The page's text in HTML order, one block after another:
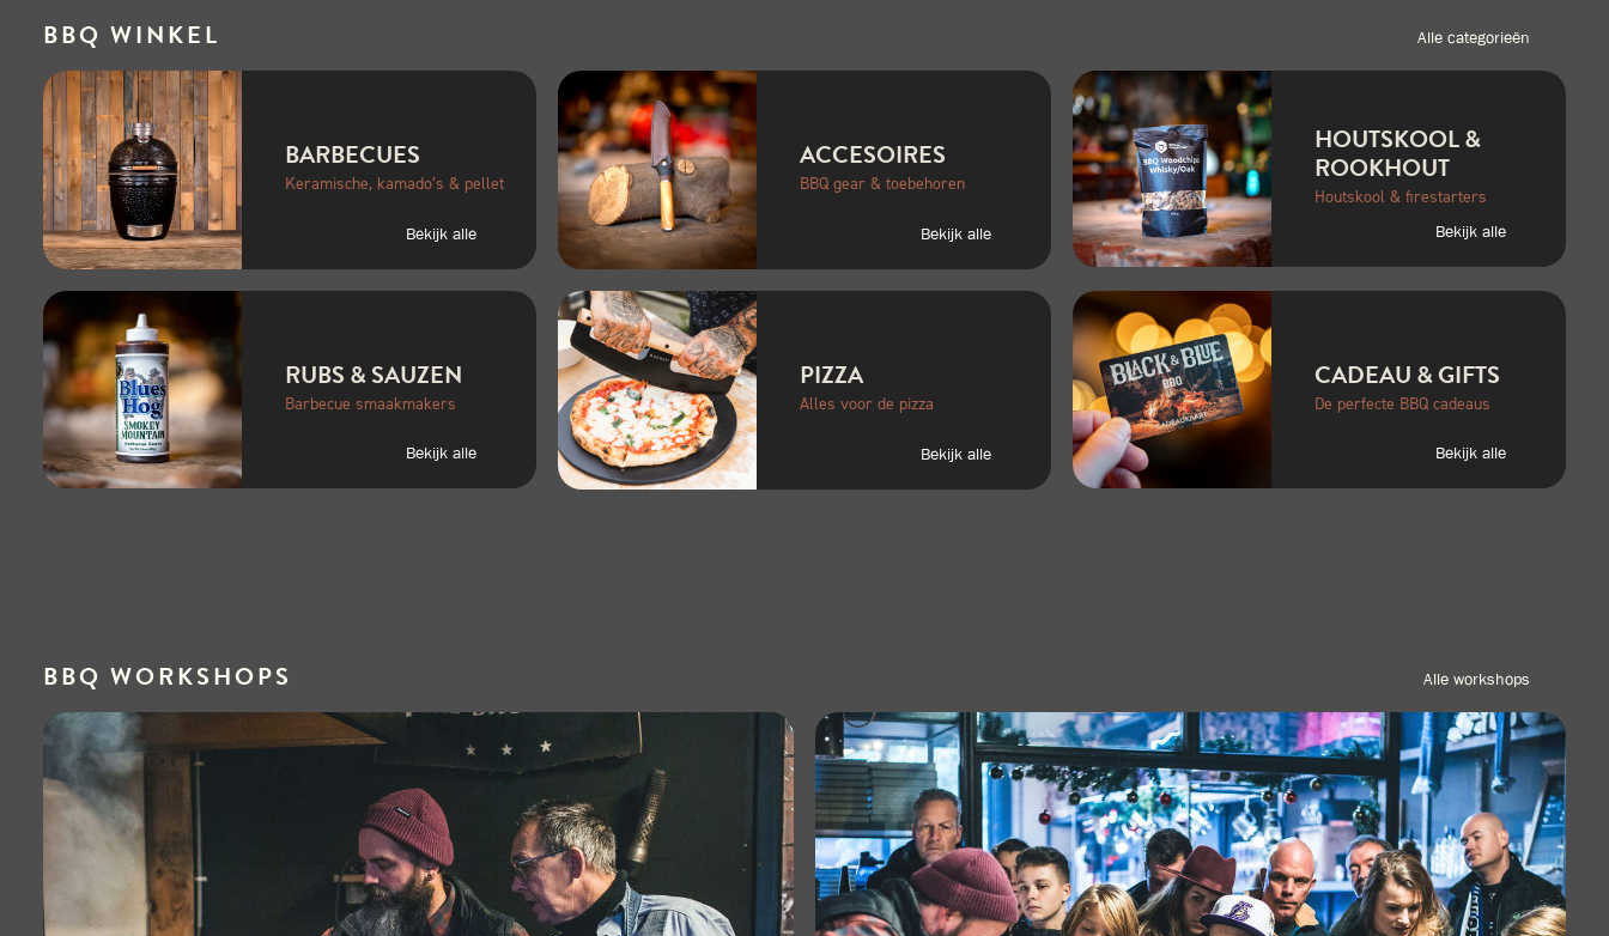
BBQ WINKEL Alle categorieën
BARBECUES
Keramische, kamado’s & pellet
Bekijk alle
ACCESOIRES
BBQ gear & toebehoren
Bekijk alle
HOUTSKOOL &
ROOKHOUT
Houtskool & firestarters
Bekijk alle
RUBS & SAUZEN
Barbecue smaakmakers
Bekijk alle
PIZZA
Alles voor de pizza
Bekijk alle
CADEAU & GIFTS
De perfecte BBQ cadeaus
Bekijk alle
BBQ WORKSHOPS Alle workshops